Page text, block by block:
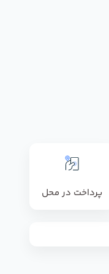
پرداخت در محل